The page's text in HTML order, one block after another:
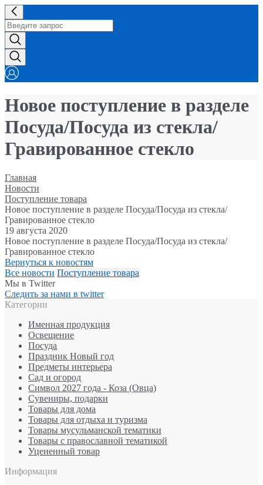
Новое поступление в разделе
Посуда/Посуда из стекла/
Гравированное стекло
Главная
Новости
Поступление товара
Новое поступление в разделе Посуда/Посуда из стекла/
Гравированное стекло
19 августа 2020
Новое поступление в разделе Посуда/Посуда из стекла/
Гравированное стекло
Вернуться к новостям
Все новости Поступление товара
Мы в Twitter
Следить за нами в twitter
Категории
Именная продукция
Освещение
Посуда
Праздник Новый год
Предметы интерьера
Сад и огород
Символ 2027 года - Коза (Овца)
Сувениры, подарки
Товары для дома
Товары для отдыха и туризма
Товары мусульманской тематики
Товары с православной тематикой
Уцененный товар
Информация